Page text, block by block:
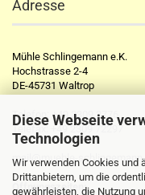
Diese Webseite
Technologien
Wir verwenden Cookies und
Drittanbietern, um die
gewährleisten, die Nutzung
Adresse
Mühle Schlingemann e.K.
Hochstrasse 2-4
DE-45731 Waltrop
Telefon: +49 2309 2776
Telefax: +49 2309 72297
mail@muehle-
Öffnungszeiten: